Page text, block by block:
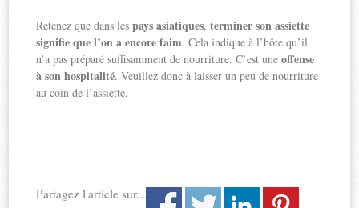
Retenez que dans lespays asiatiques,terminer son assiette
signifie que l’on a encore faim. Cela indique à l’hôte qu’il
n’a pas préparé suffisamment de nourriture. C’est uneoffense
à son hospitalité. Veuillez donc à laisser un peu de nourriture
au coin de l’assiette.
Partagez l'article sur...